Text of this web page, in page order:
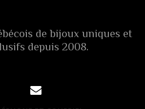
de bijoux uniques et
depuis 2008.